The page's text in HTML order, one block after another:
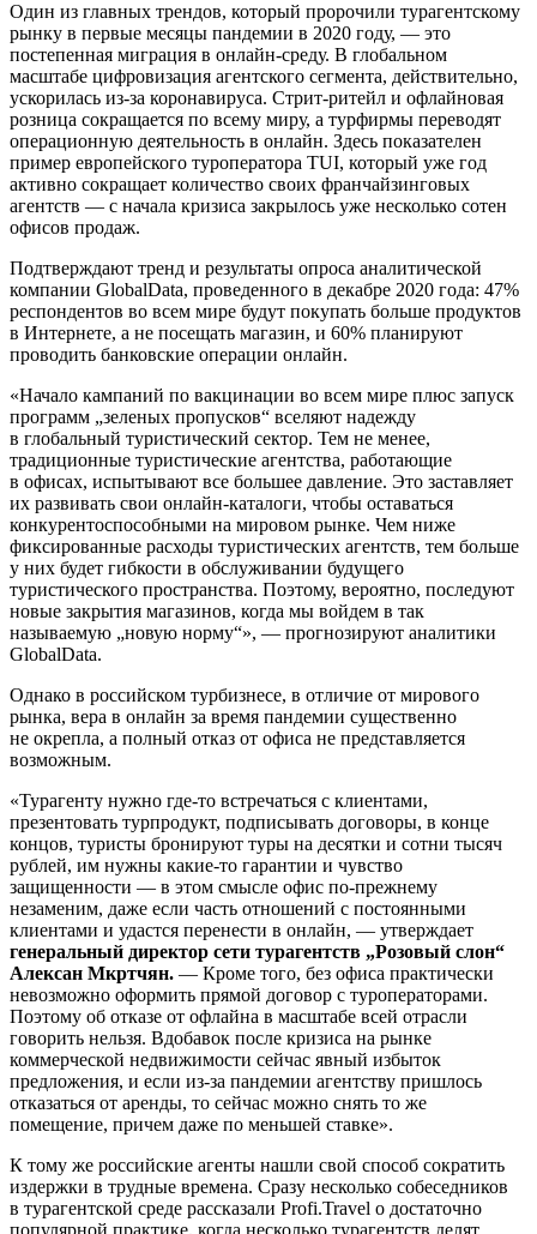
Один из главных трендов, который пророчили турагентскому
рынку в первые месяцы пандемии в 2020 году, — это
постепенная миграция в онлайн-среду. В глобальном
масштабе цифровизация агентского сегмента, действительно,
ускорилась из-за коронавируса. Стрит-ритейл и офлайновая
розница сокращается по всему миру, а турфирмы переводят
операционную деятельность в онлайн. Здесь показателен
пример европейского туроператора TUI, который уже год
активно сокращает количество своих франчайзинговых
агентств — с начала кризиса закрылось уже несколько сотен
офисов продаж.
Подтверждают тренд и результаты опроса аналитической
компании GlobalData, проведенного в декабре 2020 года: 47%
респондентов во всем мире будут покупать больше продуктов
в Интернете, а не посещать магазин, и 60% планируют
проводить банковские операции онлайн.
«Начало кампаний по вакцинации во всем мире плюс запуск
программ „зеленых пропусков“ вселяют надежду
в глобальный туристический сектор. Тем не менее,
традиционные туристические агентства, работающие
в офисах, испытывают все большее давление. Это заставляет
их развивать свои онлайн-каталоги, чтобы оставаться
конкурентоспособными на мировом рынке. Чем ниже
фиксированные расходы туристических агентств, тем больше
у них будет гибкости в обслуживании будущего
туристического пространства. Поэтому, вероятно, последуют
новые закрытия магазинов, когда мы войдем в так
называемую „новую норму“», — прогнозируют аналитики
GlobalData.
Однако в российском турбизнесе, в отличие от мирового
рынка, вера в онлайн за время пандемии существенно
не окрепла, а полный отказ от офиса не представляется
возможным.
«Турагенту нужно где-то встречаться с клиентами,
презентовать турпродукт, подписывать договоры, в конце
концов, туристы бронируют туры на десятки и сотни тысяч
рублей, им нужны какие-то гарантии и чувство
защищенности — в этом смысле офис по-прежнему
незаменим, даже если часть отношений с постоянными
клиентами и удастся перенести в онлайн, — утверждает
генеральный директор сети турагентств „Розовый слон“
Алексан Мкртчян. — Кроме того, без офиса практически
невозможно оформить прямой договор с туроператорами.
Поэтому об отказе от офлайна в масштабе всей отрасли
говорить нельзя. Вдобавок после кризиса на рынке
коммерческой недвижимости сейчас явный избыток
предложения, и если из-за пандемии агентству пришлось
отказаться от аренды, то сейчас можно снять то же
помещение, причем даже по меньшей ставке».
К тому же российские агенты нашли свой способ сократить
издержки в трудные времена. Сразу несколько собеседников
в турагентской среде рассказали Profi.Travel о достаточно